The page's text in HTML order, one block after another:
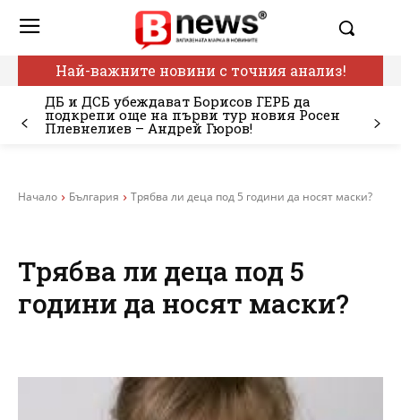
Най-важните новини с точния анализ!
ДБ и ДСБ убеждават Борисов ГЕРБ да
подкрепи още на първи тур новия Росен
Плевнелиев – Андрей Гюров!
Начало България Трябва ли деца под 5 години да носят маски?
Трябва ли деца под 5
години да носят маски?